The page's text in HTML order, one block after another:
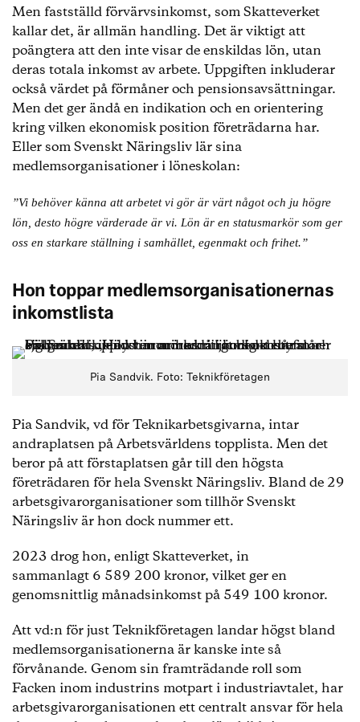
Men fastställd förvärvsinkomst, som Skatteverket
kallar det, är allmän handling. Det är viktigt att
poängtera att den inte visar de enskildas lön, utan
deras totala inkomst av arbete. Uppgiften inkluderar
också värdet på förmåner och pensionsavsättningar.
Men det ger ändå en indikation och en orientering
kring vilken ekonomisk position företrädarna har.
Eller som Svenskt Näringsliv lär sina
medlemsorganisationer i löneskolan:
”Vi behöver känna att arbetet vi gör är värt något och ju högre
lön, desto högre värderade är vi. Lön är en statusmarkör som ger
oss en starkare ställning i samhället, egenmakt och frihet.”
Hon toppar medlemsorganisationernas
inkomstlista
Pia Sandvik. Foto: Teknikföretagen
Pia Sandvik, vd för Teknikarbetsgivarna, intar
andraplatsen på Arbetsvärldens topplista. Men det
beror på att förstaplatsen går till den högsta
företrädaren för hela Svenskt Näringsliv. Bland de 29
arbetsgivarorganisationer som tillhör Svenskt
Näringsliv är hon dock nummer ett.
2023 drog hon, enligt Skatteverket, in
sammanlagt 6 589 200 kronor, vilket ger en
genomsnittlig månadsinkomst på 549 100 kronor.
Att vd:n för just Teknikföretagen landar högst bland
medlemsorganisationerna är kanske inte så
förvånande. Genom sin framträdande roll som
Facken inom industrins motpart i industriavtalet, har
arbetsgivarorganisationen ett centralt ansvar för hela